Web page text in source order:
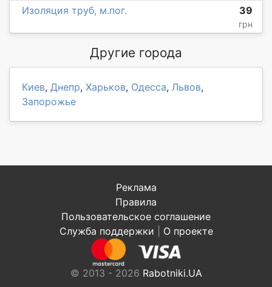
Изоляция труб, м.пог. 39
грн
Другие города
Киев, Днепр, Харьков, Одесса, Львов,
Запорожье
Реклама
Правила
Пользовательское соглашение
Служба поддержки
О проекте
© 2013 - 2026 Rabotniki.UA